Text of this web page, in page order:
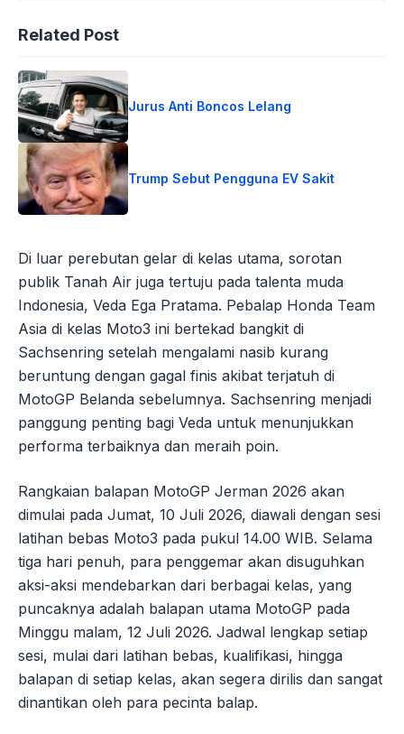
Related Post
Jurus Anti Boncos Lelang
Trump Sebut Pengguna EV Sakit
Di luar perebutan gelar di kelas utama, sorotan
publik Tanah Air juga tertuju pada talenta muda
Indonesia, Veda Ega Pratama. Pebalap Honda Team
Asia di kelas Moto3 ini bertekad bangkit di
Sachsenring setelah mengalami nasib kurang
beruntung dengan gagal finis akibat terjatuh di
MotoGP Belanda sebelumnya. Sachsenring menjadi
panggung penting bagi Veda untuk menunjukkan
performa terbaiknya dan meraih poin.
Rangkaian balapan MotoGP Jerman 2026 akan
dimulai pada Jumat, 10 Juli 2026, diawali dengan sesi
latihan bebas Moto3 pada pukul 14.00 WIB. Selama
tiga hari penuh, para penggemar akan disuguhkan
aksi-aksi mendebarkan dari berbagai kelas, yang
puncaknya adalah balapan utama MotoGP pada
Minggu malam, 12 Juli 2026. Jadwal lengkap setiap
sesi, mulai dari latihan bebas, kualifikasi, hingga
balapan di setiap kelas, akan segera dirilis dan sangat
dinantikan oleh para pecinta balap.